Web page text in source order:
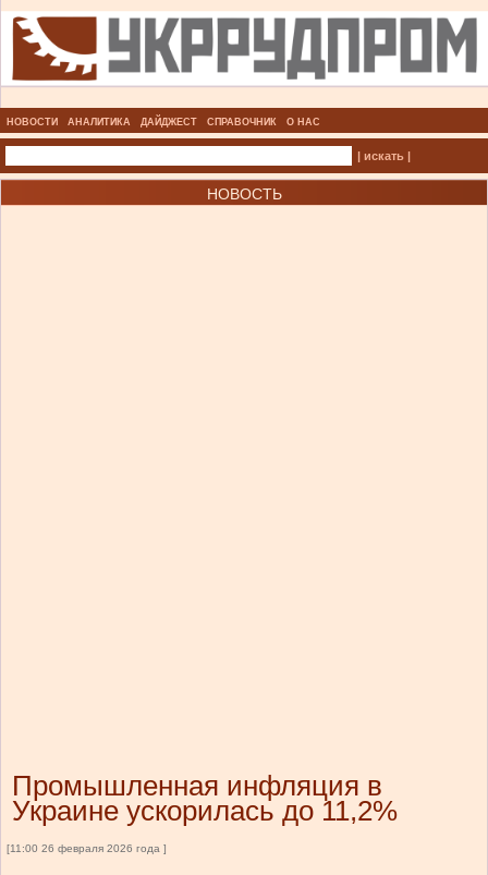
НОВОСТИ АНАЛИТИКА ДАЙДЖЕСТ СПРАВОЧНИК О НАС
| искать |
НОВОСТЬ
Промышленная инфляция в
Украине ускорилась до 11,2%
[11:00 26 февраля 2026 года ]